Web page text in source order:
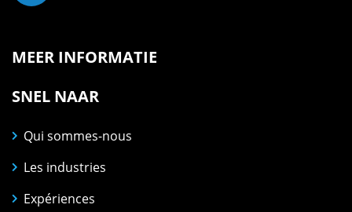
MEER INFORMATIE
SNEL NAAR
Qui sommes-nous
Les industries
Expériences